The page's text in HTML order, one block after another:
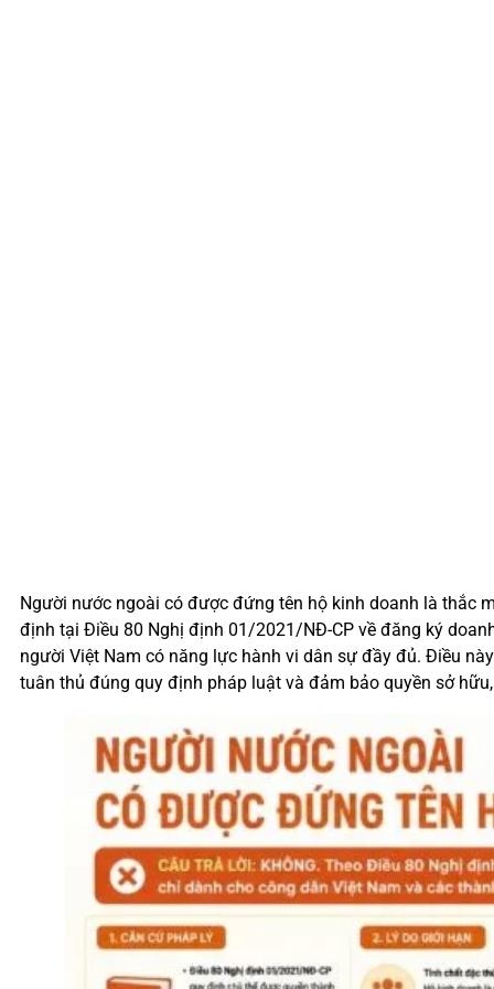
Người nước ngoài có được đứng tên hộ kinh doanh là thắc
định tại Điều 80 Nghị định 01/2021/NĐ-CP về đăng ký
người Việt Nam có năng lực hành vi dân sự đầy đủ. Điều
tuân thủ đúng quy định pháp luật và đảm bảo quyền sở